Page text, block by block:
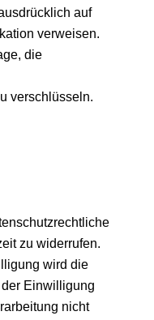
auf
verweisen.
die
verschlüsseln.
zu widerrufen.
wird die
Einwilligung
nicht